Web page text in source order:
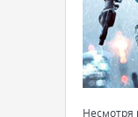
Несмотря